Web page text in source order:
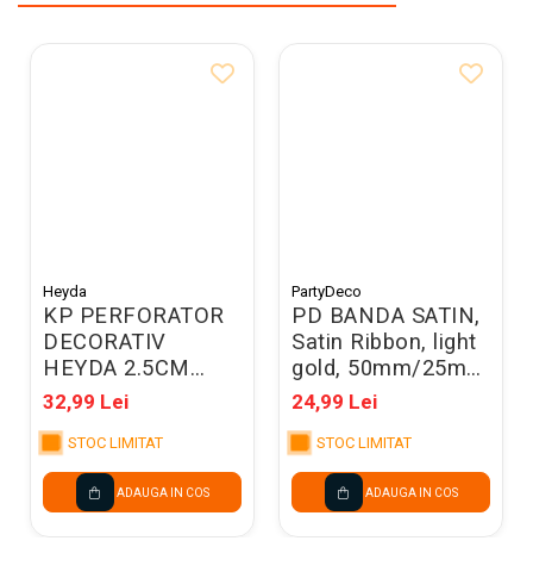
Heyda
KP PERFORATOR
DECORATIV
HEYDA 2.5CM
CERC 3687539
32,99 Lei
STOC LIMITAT
ADAUGA IN COS
PartyDeco
PD BANDA SATIN,
Satin Ribbon, light
gold, 50mm/25m
TS50-019J
24,99 Lei
STOC LIMITAT
ADAUGA IN COS